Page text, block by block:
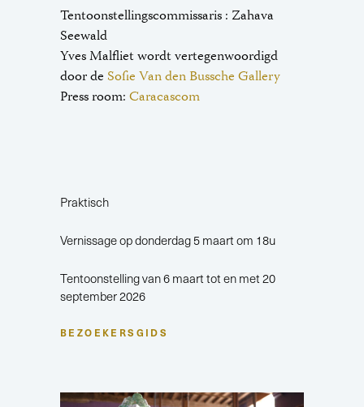
Tentoonstellingscommissaris : Zahava
Seewald
Yves Malfliet wordt vertegenwoordigd
door deSofie Van den Bussche Gallery
Press room:Caracascom
Praktisch
Vernissage op donderdag 5 maart om 18u
Tentoonstelling van 6 maart tot en met 20
september 2026
BEZOEKERSGIDS